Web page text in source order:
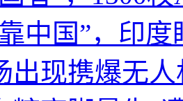
中国”，印
出现携爆无